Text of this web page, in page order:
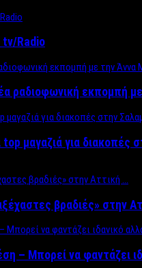
tv/Radio
ραδιοφωνική εκπομπή
μαγαζιά για διακοπές
βραδιές» στην
– Μπορεί να φαντάζει